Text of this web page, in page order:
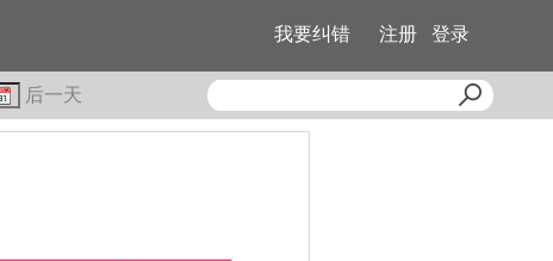
我要纠错 注册 登录
后一天